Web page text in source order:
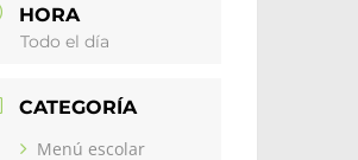
HORA
Todo el día
CATEGORÍA
Menú escolar